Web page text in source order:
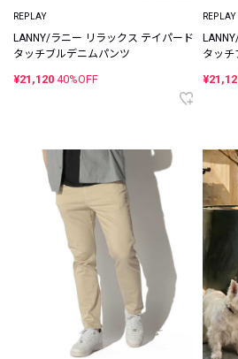
REPLAY
LANNY/ラニー リラックス テイパード
タッチブルデニムパンツ
¥21,120 40%OFF
REPLAY
タッチ